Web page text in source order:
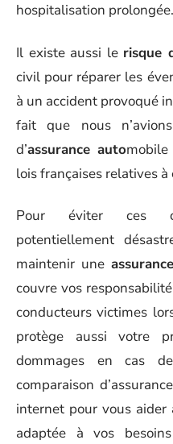
hospitalisation prolongée.
Il existe aussi le risque
civil pour réparer les
à un accident provoqué
fait que nous
d’assurance auto
lois françaises relatives à
Pour éviter ces
potentiellement
maintenir une
couvre vos
conducteurs victimes
protège aussi votre
dommages en cas
comparaison
internet pour vous
adaptée à vos